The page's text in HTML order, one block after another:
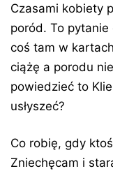
Czasami kobiety
poród. To
coś tam w
ciążę a porodu
powiedzieć to
usłyszeć?
Co robię, gdy
Zniechęcam i